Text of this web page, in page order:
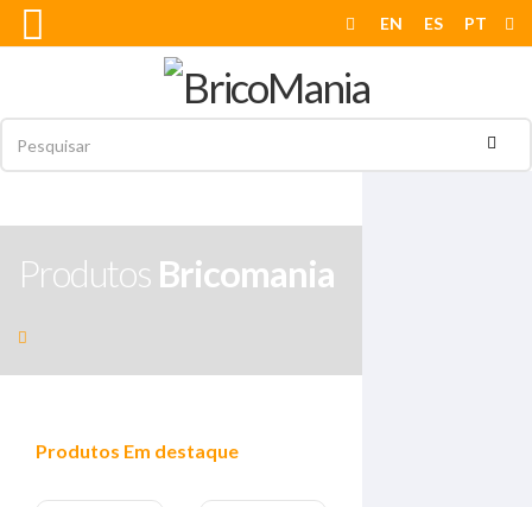
EN ES PT
Produtos Bricomania
Produtos Em destaque